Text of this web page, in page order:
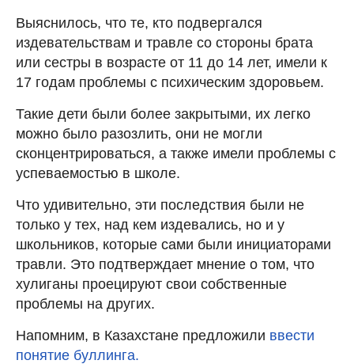
Выяснилось, что те, кто подвергался
издевательствам и травле со стороны брата
или сестры в возрасте от 11 до 14 лет, имели к
17 годам проблемы с психическим здоровьем.
Такие дети были более закрытыми, их легко
можно было разозлить, они не могли
сконцентрироваться, а также имели проблемы с
успеваемостью в школе.
Что удивительно, эти последствия были не
только у тех, над кем издевались, но и у
школьников, которые сами были инициаторами
травли. Это подтверждает мнение о том, что
хулиганы проецируют свои собственные
проблемы на других.
Напомним, в Казахстане предложили ввести
понятие буллинга.